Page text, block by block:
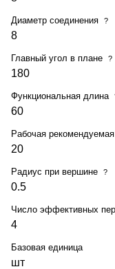
Диаметр соединения ?
8
Главный угол в плане ?
180
Функциональная длина
60
Рабочая
20
Радиус при вершине ?
0.5
Число эффективных
4
Базовая единица
шт